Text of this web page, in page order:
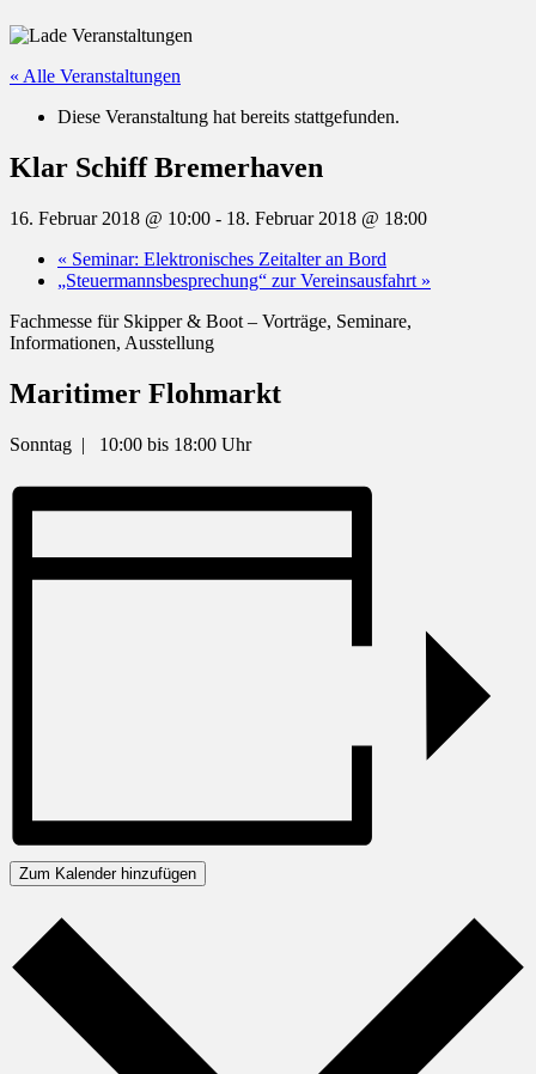
« Alle Veranstaltungen
Diese Veranstaltung hat bereits stattgefunden.
Klar Schiff Bremerhaven
16. Februar 2018 @ 10:00 - 18. Februar 2018 @ 18:00
« Seminar: Elektronisches Zeitalter an Bord
„Steuermannsbesprechung“ zur Vereinsausfahrt »
Fachmesse für Skipper & Boot – Vorträge, Seminare,
Informationen, Ausstellung
Maritimer Flohmarkt
Sonntag | 10:00 bis 18:00 Uhr
Zum Kalender hinzufügen